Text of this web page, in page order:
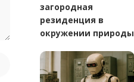
загородная
резиденция в
окружении природы